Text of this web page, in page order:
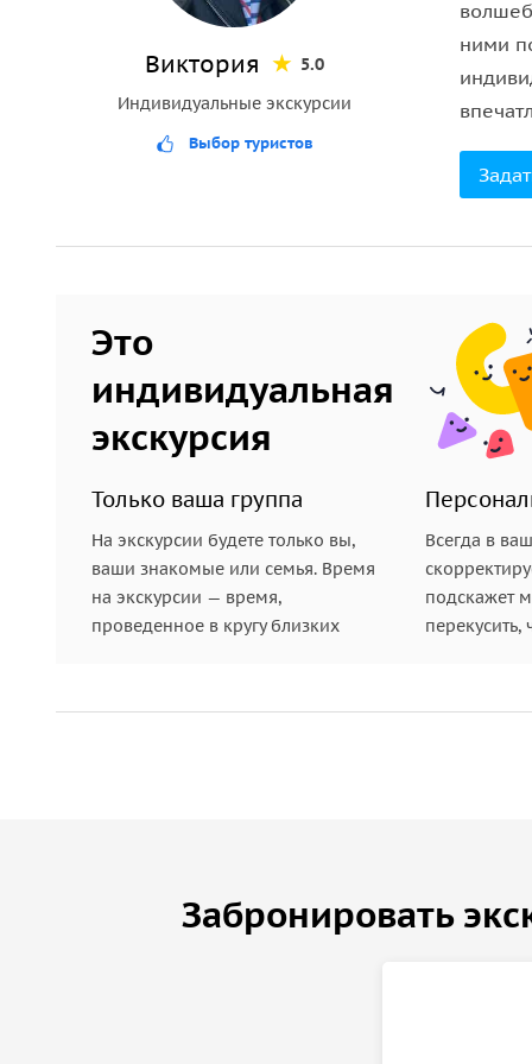
сколько стоили развлечения на «Примбуле» и
Маршрут также включаетпроспект Нахимоваи
другие важные городские ориентиры.
главное и при этом услышали живой, понятный
Это хороший вариант для первого знакомства с
Виктория
5.0
Индивидуальные экскурсии
Выбор туристов
ними
Это
индивидуальная
экскурсия
Только ваша группа
На экскурсии будете только вы,
ваши знакомые или семья. Время
на экскурсии — время,
проведенное в кругу близких
Всегда в
подскажет
перекусить,
Забронировать